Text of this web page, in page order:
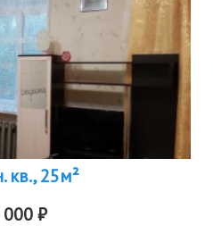
кв., 25м²
₽